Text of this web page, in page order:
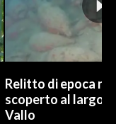
Relitto di epoca
scoperto al largo
Vallo